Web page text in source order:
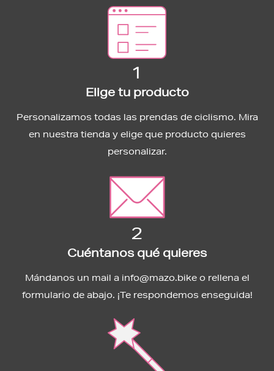
1
Elige tu producto
Personalizamos todas las prendas de ciclismo. Mira
en nuestra tienda y elige que producto quieres
personalizar.
2
Cuéntanos qué quieres
Mándanos un mail a info@mazo.bike o rellena el
formulario de abajo. ¡Te respondemos enseguida!